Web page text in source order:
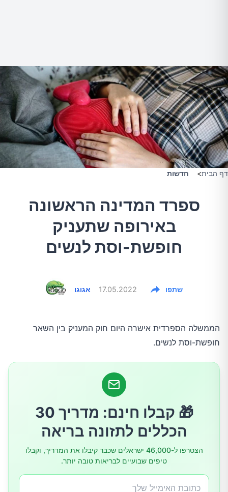
דף הבית> חדשות
ספרד המדינה הראשונה
באירופה שתעניק
חופשת-וסת לנשים
אגוגו 17.05.2022 שתפו
הממשלה הספרדית אישרה היום חוק המעניק בין השאר
חופשת-וסת לנשים.
🎁 קבלו חינם: מדריך 30
הכללים לתזונה בריאה
הצטרפו ל-46,000 ישראלים שכבר קיבלו את המדריך, וקבלו
טיפים שבועיים לבריאות טובה יותר.